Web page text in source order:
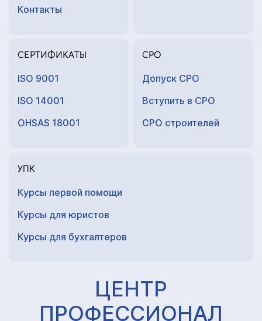
Контакты
СЕРТИФИКАТЫ
ISO 9001
ISO 14001
OHSAS 18001
СРО
Допуск СРО
Вступить в СРО
СРО строителей
УПК
Курсы первой помощи
Курсы для юристов
Курсы для бухгалтеров
ЦЕНТР
ПРОФЕССИОНАЛ